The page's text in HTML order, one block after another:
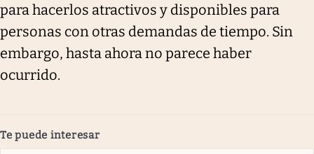
para hacerlos atractivos y disponibles para
personas con otras demandas de tiempo. Sin
embargo, hasta ahora no parece haber
ocurrido.
Te puede interesar